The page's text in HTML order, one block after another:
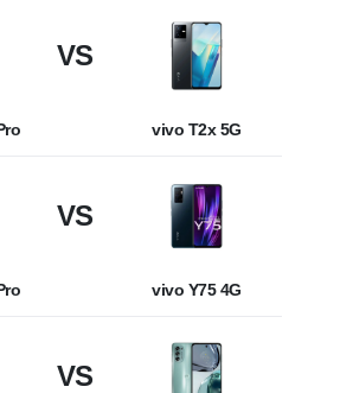
VS
vivo T2x 5G
VS
vivo Y75 4G
VS